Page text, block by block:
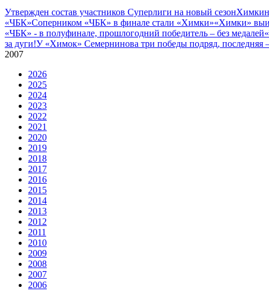
Утвержден состав участников Cуперлиги на новый сезон
«ЧБК»Соперником «ЧБК» в финале стали «Химки»«Химки»
«ЧБК» - в полуфинале, прошлогодний победитель – без медалей
за дуги!У «Химок» Семернинова три победы подряд, последняя
2007
2026
2025
2024
2023
2022
2021
2020
2019
2018
2017
2016
2015
2014
2013
2012
2011
2010
2009
2008
2007
2006